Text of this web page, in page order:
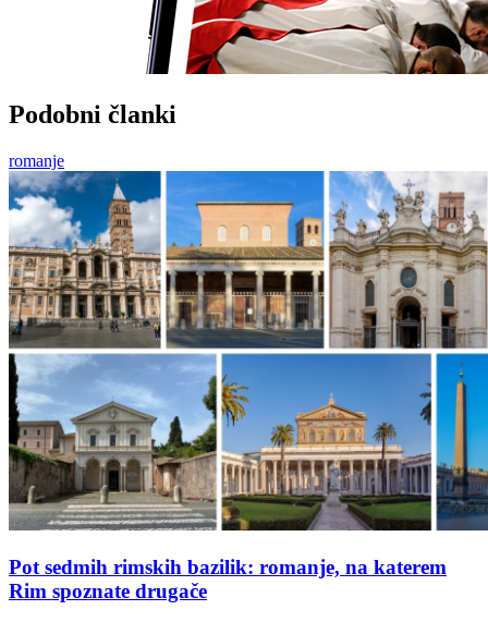
Podobni članki
romanje
Pot sedmih rimskih bazilik: romanje, na katerem
Rim spoznate drugače